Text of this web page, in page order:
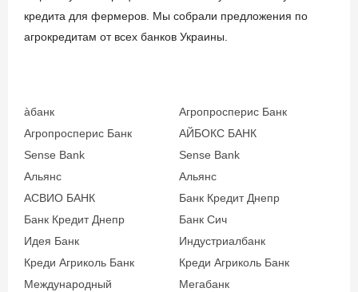
кредита для фермеров. Мы собрали предложения по
агрокредитам от всех банков Украины.
àбанк
Агропросперис Банк
Агропросперис Банк
АЙБОКС БАНК
Sense Bank
Sense Bank
Альянс
Альянс
АСВИО БАНК
Банк Кредит Днепр
Банк Кредит Днепр
Банк Сич
Идея Банк
Индустриалбанк
Креди Агриколь Банк
Креди Агриколь Банк
Международный
Мегабанк